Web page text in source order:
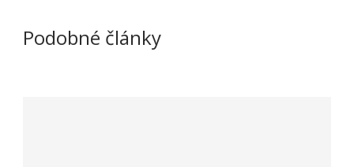
Podobné články